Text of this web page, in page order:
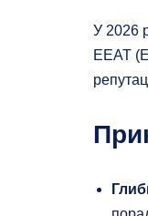
У 2026
EEAT